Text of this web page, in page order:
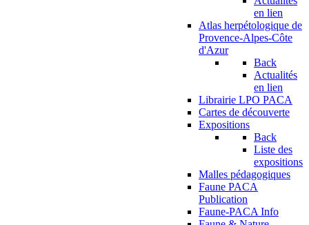
en lien
Atlas herpétologique de
Provence-Alpes-Côte
d'Azur
Back
Actualités
en lien
Librairie LPO PACA
Cartes de découverte
Expositions
Back
Liste des
expositions
Malles pédagogiques
Faune PACA
Publication
Faune-PACA Info